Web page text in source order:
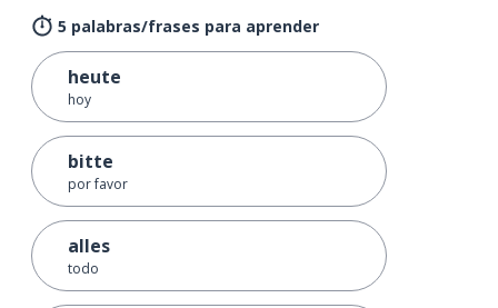
5 palabras/frases para aprender
heute
hoy
bitte
por favor
alles
todo